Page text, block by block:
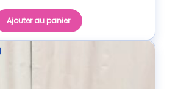
Ajouter au panier